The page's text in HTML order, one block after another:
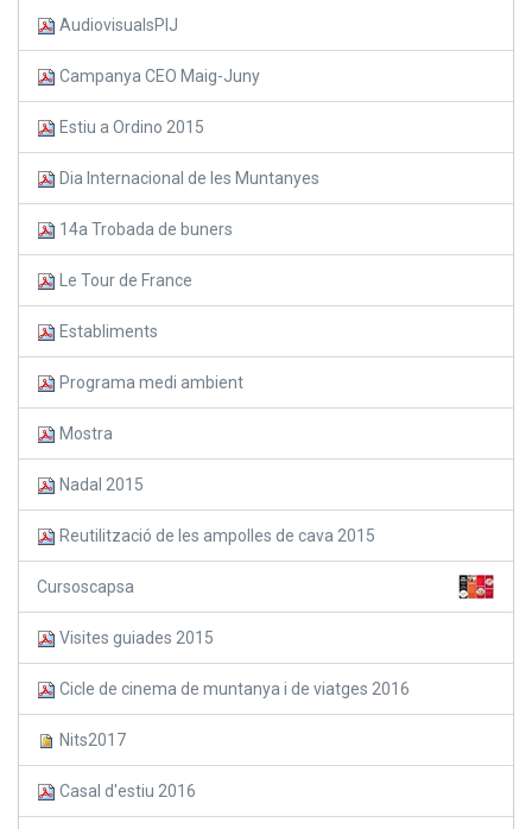
AudiovisualsPIJ
Campanya CEO Maig-Juny
Estiu a Ordino 2015
Dia Internacional de les Muntanyes
14a Trobada de buners
Le Tour de France
Establiments
Programa medi ambient
Mostra
Nadal 2015
Reutilització de les ampolles de cava 2015
Cursoscapsa
Visites guiades 2015
Cicle de cinema de muntanya i de viatges 2016
Nits2017
Casal d'estiu 2016